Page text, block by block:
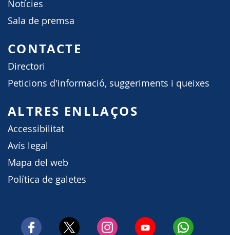
Notícies
Sala de premsa
CONTACTE
Directori
Peticions d'informació, suggeriments i queixes
ALTRES ENLLAÇOS
Accessibilitat
Avís legal
Mapa del web
Política de galetes